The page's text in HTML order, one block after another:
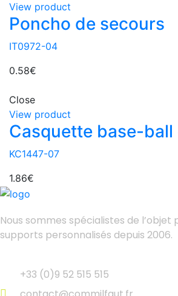
View product
Poncho de secours
IT0972-04
0.58€
Close
View product
Casquette base-ball
KC1447-07
1.86€
Nous sommes spécialistes de l’objet
supports personnalisés depuis 2006.
+33 (0)9 52 515 515